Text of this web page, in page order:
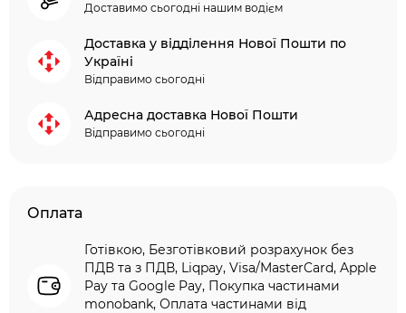
Доставимо сьогодні нашим водієм
Доставка у відділення Нової Пошти по
Україні
Відправимо сьогодні
Адресна доставка Нової Пошти
Відправимо сьогодні
Оплата
Готівкою, Безготівковий розрахунок без
ПДВ та з ПДВ, Liqpay, Visa/MasterCard, Apple
Pay та Google Pay, Покупка частинами
monobank, Оплата частинами від